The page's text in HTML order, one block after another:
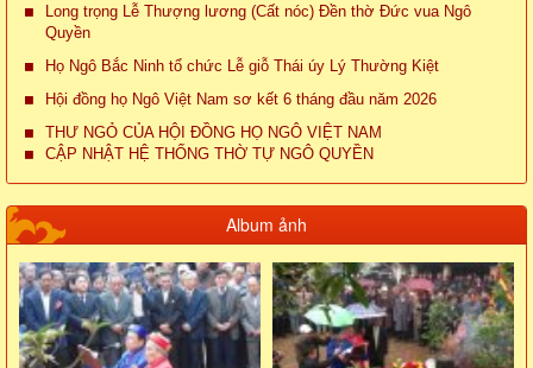
Long trọng Lễ Thượng lương (Cất nóc) Đền thờ Đức vua Ngô
Quyền
Họ Ngô Bắc Ninh tổ chức Lễ giỗ Thái úy Lý Thường Kiệt
Hội đồng họ Ngô Việt Nam sơ kết 6 tháng đầu năm 2026
THƯ NGỎ CỦA HỘI ĐỒNG HỌ NGÔ VIỆT NAM
CẬP NHẬT HỆ THỐNG THỜ TỰ NGÔ QUYỀN
Album ảnh